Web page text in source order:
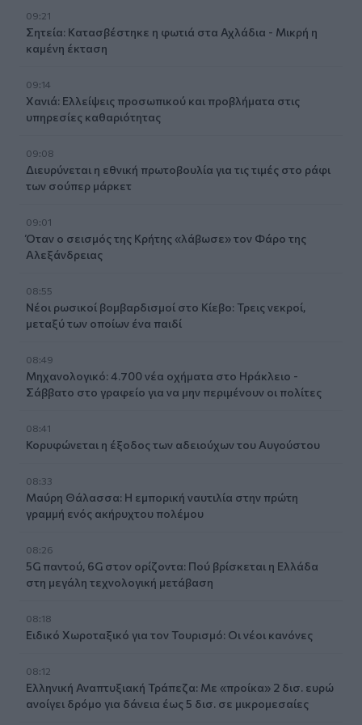
09:21
Σητεία: Κατασβέστηκε η φωτιά στα Αχλάδια - Μικρή η
καμένη έκταση
09:14
Χανιά: Ελλείψεις προσωπικού και προβλήματα στις
υπηρεσίες καθαριότητας
09:08
Διευρύνεται η εθνική πρωτοβουλία για τις τιμές στο ράφι
των σούπερ μάρκετ
09:01
Όταν ο σεισμός της Κρήτης «λάβωσε» τον Φάρο της
Αλεξάνδρειας
08:55
Νέοι ρωσικοί βομβαρδισμοί στο Κίεβο: Τρεις νεκροί,
μεταξύ των οποίων ένα παιδί
08:49
Μηχανολογικό: 4.700 νέα οχήματα στο Ηράκλειο -
Σάββατο στο γραφείο για να μην περιμένουν οι πολίτες
08:41
Κορυφώνεται η έξοδος των αδειούχων του Αυγούστου
08:33
Μαύρη Θάλασσα: Η εμπορική ναυτιλία στην πρώτη
γραμμή ενός ακήρυχτου πολέμου
08:26
5G παντού, 6G στον ορίζοντα: Πού βρίσκεται η Ελλάδα
στη μεγάλη τεχνολογική μετάβαση
08:18
Ειδικό Χωροταξικό για τον Τουρισμό: Οι νέοι κανόνες
08:12
Ελληνική Αναπτυξιακή Τράπεζα: Με «προίκα» 2 δισ. ευρώ
ανοίγει δρόμο για δάνεια έως 5 δισ. σε μικρομεσαίες